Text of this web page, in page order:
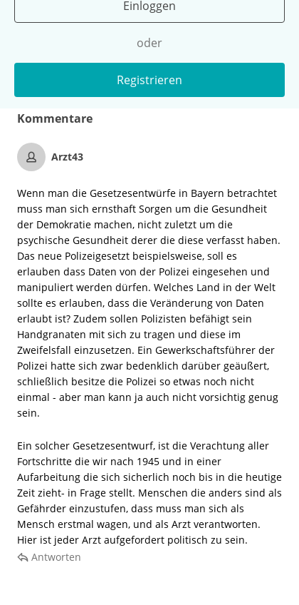
Einloggen
oder
Registrieren
Kommentare
Arzt43
Wenn man die Gesetzesentwürfe in Bayern betrachtet
muss man sich ernsthaft Sorgen um die Gesundheit
der Demokratie machen, nicht zuletzt um die
psychische Gesundheit derer die diese verfasst haben.
Das neue Polizeigesetzt beispielsweise, soll es
erlauben dass Daten von der Polizei eingesehen und
manipuliert werden dürfen. Welches Land in der Welt
sollte es erlauben, dass die Veränderung von Daten
erlaubt ist? Zudem sollen Polizisten befähigt sein
Handgranaten mit sich zu tragen und diese im
Zweifelsfall einzusetzen. Ein Gewerkschaftsführer der
Polizei hatte sich zwar bedenklich darüber geäußert,
schließlich besitze die Polizei so etwas noch nicht
einmal - aber man kann ja auch nicht vorsichtig genug
sein.
Ein solcher Gesetzesentwurf, ist die Verachtung aller
Fortschritte die wir nach 1945 und in einer
Aufarbeitung die sich sicherlich noch bis in die heutige
Zeit zieht- in Frage stellt. Menschen die anders sind als
Gefährder einzustufen, dass muss man sich als
Mensch erstmal wagen, und als Arzt verantworten.
Hier ist jeder Arzt aufgefordert politisch zu sein.
Antworten